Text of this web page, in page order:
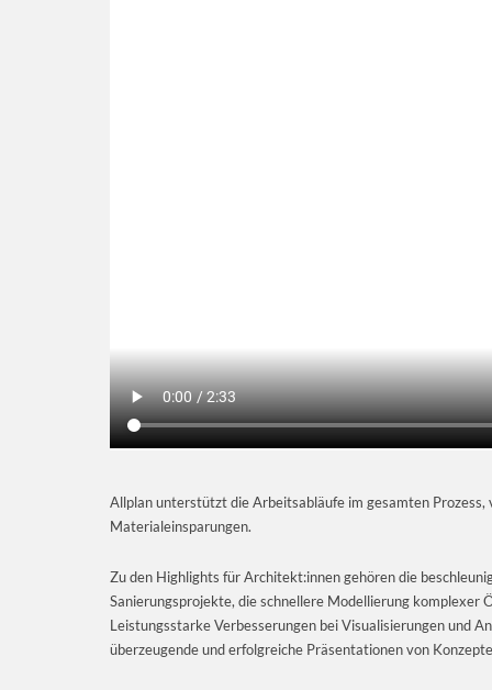
Allplan unterstützt die Arbeitsabläufe im gesamten
Materialeinsparungen.
Zu den Highlights für Architekt:innen gehören die
Sanierungsprojekte, die schnellere Modellierung komplexer
Leistungsstarke Verbesserungen bei Visualisierungen und
überzeugende und erfolgreiche Präsentationen von